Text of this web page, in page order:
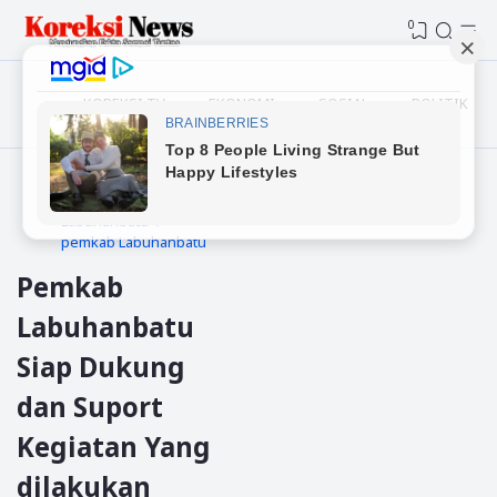
0
KOREKSI TV EKONOMI SOSIAL POLITIK
Beranda
Daerah
Labuhanbatu
pemkab Labuhanbatu
Pemkab
Labuhanbatu
Siap Dukung
dan Suport
Kegiatan Yang
dilakukan